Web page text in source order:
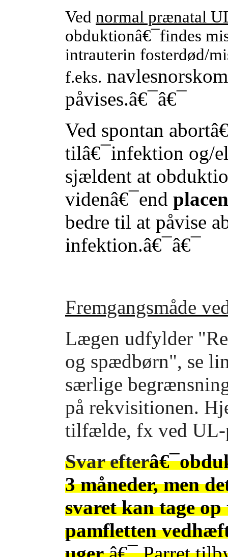
Ved normal prænatal
obduktionâ€¯findes
intrauterin fosterdød/
f.eks.
påvises.â€¯â€¯
Ved spontan
tilâ€¯infektion og/
sjældent at
videnâ€¯end
bedre til at påvise
infektion.â€¯â€¯
Fremgangsmåde
Lægen udfylder
og spædbørn", se
særlige
på rekvisitionen.
tilfælde, fx ved UL-
Svar efter
3 måneder, men
svaret kan tage op
pamfletten